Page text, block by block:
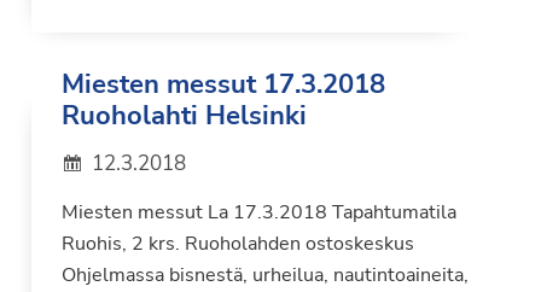
Miesten messut 17.3.2018
Ruoholahti Helsinki
12.3.2018
Miesten messut La 17.3.2018 Tapahtumatila
Ruohis, 2 krs. Ruoholahden ostoskeskus
Ohjelmassa bisnestä, urheilua, nautintoaineita,